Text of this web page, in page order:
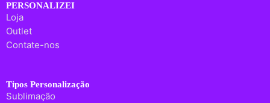
PERSONALIZEI
Loja
Outlet
Contate-nos
Tipos Personalização
Sublimação